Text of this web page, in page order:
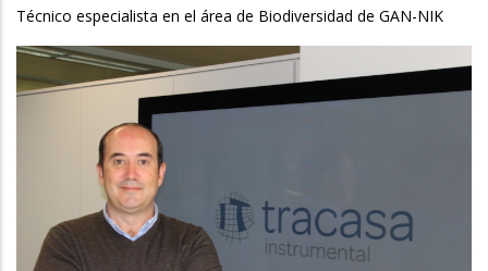
Técnico especialista en el área de Biodiversidad de GAN-NIK